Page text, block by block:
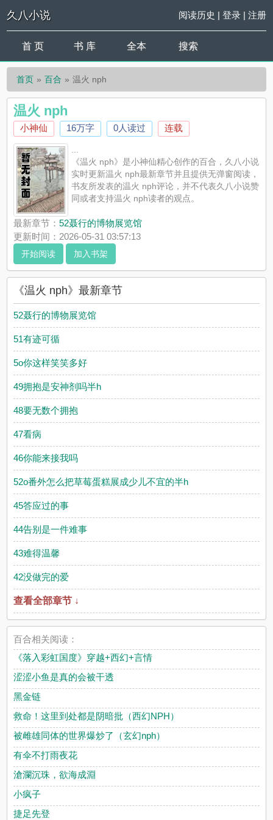
久八小说 阅读历史 | 登录| 注册
首 页 书 库 全本 搜索
首页 百合 温火 nph
温火 nph
小神仙 16万字 0人读过 连载
《温火 nph》是小神仙精心创作的百合，久八小说
实时更新温火 nph最新章节并且提供无弹窗阅读，
书友所发表的温火 nph评论，并不代表久八小说赞
同或者支持温火 nph读者的观点。
最新章节：52聂行的博物展览馆
更新时间：2026-05-31 03:57:13
开始阅读 加入书架
《温火 nph》最新章节
52聂行的博物展览馆
51有迹可循
5o你这样笑笑多好
49拥抱是安神剂吗半h
48要无数个拥抱
47看病
46你能来接我吗
52o番外怎么把草莓蛋糕展成少儿不宜的半h
45答应过的事
44告别是一件难事
43难得温馨
42没做完的爱
查看全部章节 ↓
百合相关阅读：
《落入彩虹国度》穿越+西幻+言情
涩涩小鱼是真的会被干透
黑金链
救命！这里到处都是阴暗批（西幻NPH）
被雌雄同体的世界爆炒了（玄幻nph）
有伞不打雨夜花
滄瀾沉珠，欲海成淵
小疯子
捷足先登